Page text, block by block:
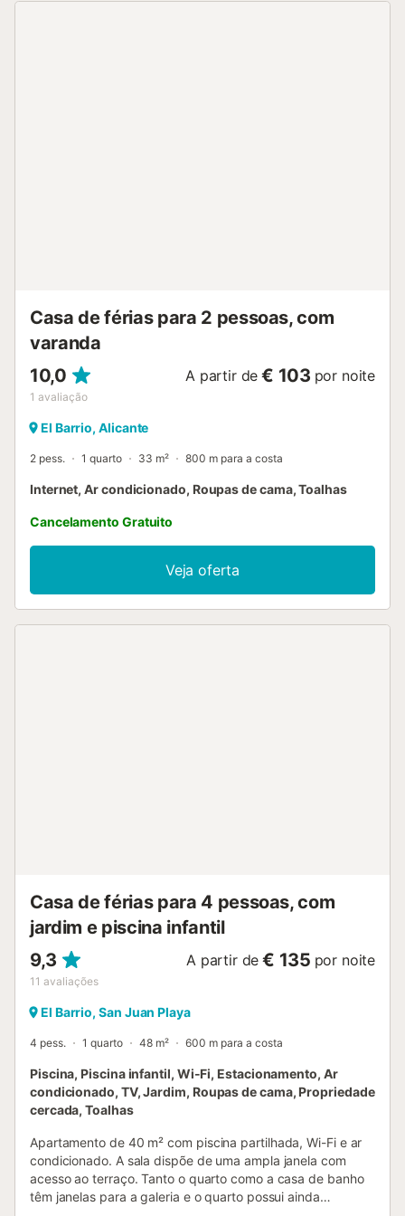
Casa de férias para 2 pessoas, com
varanda
10,0
1 avaliação
A partir de € 103 por noite
El Barrio, Alicante
2 pess. 1 quarto 33 m² 800 m para a costa
Internet, Ar condicionado, Roupas de cama, Toalhas
Cancelamento Gratuito
Veja oferta
Casa de férias para 4 pessoas, com
jardim e piscina infantil
9,3
11 avaliações
A partir de € 135 por noite
El Barrio, San Juan Playa
4 pess. 1 quarto 48 m² 600 m para a costa
Piscina, Piscina infantil, Wi-Fi, Estacionamento, Ar
condicionado, TV, Jardim, Roupas de cama, Propriedade
cercada, Toalhas
Apartamento de 40 m² com piscina partilhada, Wi-Fi e ar
condicionado. A sala dispõe de uma ampla janela com
acesso ao terraço. Tanto o quarto como a casa de banho
têm janelas para a galeria e o quarto possui ainda